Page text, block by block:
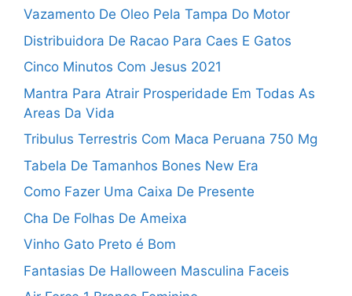
Vazamento De Oleo Pela Tampa Do Motor
Distribuidora De Racao Para Caes E Gatos
Cinco Minutos Com Jesus 2021
Mantra Para Atrair Prosperidade Em Todas As
Areas Da Vida
Tribulus Terrestris Com Maca Peruana 750 Mg
Tabela De Tamanhos Bones New Era
Como Fazer Uma Caixa De Presente
Cha De Folhas De Ameixa
Vinho Gato Preto é Bom
Fantasias De Halloween Masculina Faceis